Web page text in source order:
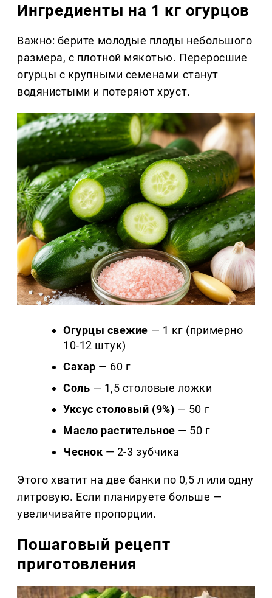
Ингредиенты на 1 кг огурцов
Важно: берите молодые плоды небольшого
размера, с плотной мякотью. Переросшие
огурцы с крупными семенами станут
водянистыми и потеряют хруст.
Огурцы свежие — 1 кг (примерно
10-12 штук)
Сахар — 60 г
Соль — 1,5 столовые ложки
Уксус столовый (9%) — 50 г
Масло растительное — 50 г
Чеснок — 2-3 зубчика
Этого хватит на две банки по 0,5 л или одну
литровую. Если планируете больше —
увеличивайте пропорции.
Пошаговый рецепт
приготовления